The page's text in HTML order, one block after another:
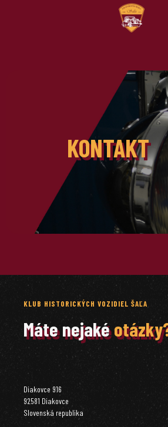
KONTAKT
KLUB HISTORICKÝCH VOZIDIEL ŠAĽA
Máte nejaké
Diakovce 916
92581 Diakovce
Slovenská republika